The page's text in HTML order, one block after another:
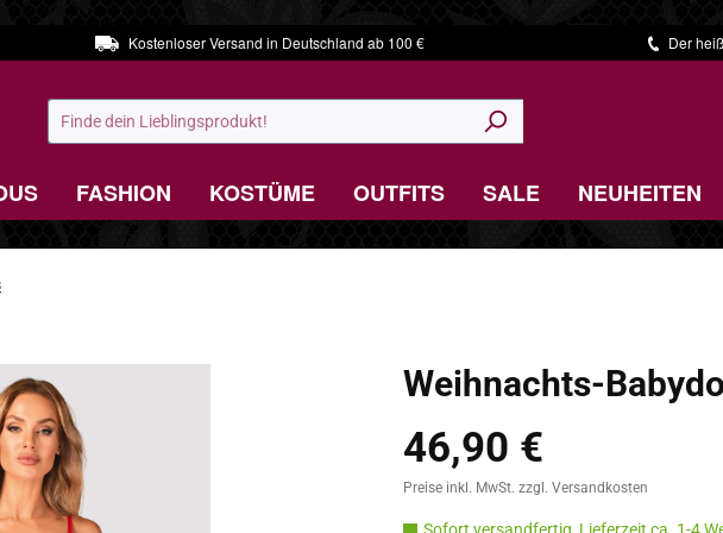
Kostenloser Versand in Deutschland ab 100 € Der
FASHION KOSTÜME OUTFITS SALE NEUHEITEN
Weihnachts-Babydoll
Regulärer Preis:
46,90 €
Preise inkl. MwSt. zzgl. Versandkosten